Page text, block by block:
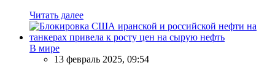
Читать далее
В мире
13 февраль 2025, 09:54